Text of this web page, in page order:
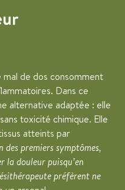
de dos consomment
Dans ce
alternative adaptée : elle
toxicité chimique. Elle
atteints par
des premiers symptômes,
la douleur puisqu’en
préfèrent ne